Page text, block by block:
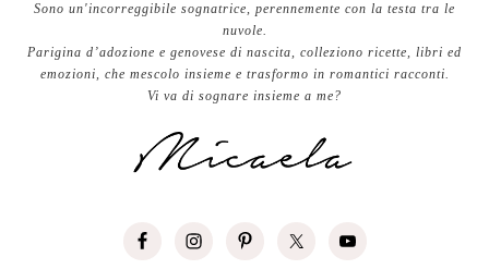
Sono un'incorreggibile sognatrice, perennemente con la testa tra le
nuvole.
Parigina d’adozione e genovese di nascita, colleziono ricette, libri ed
emozioni, che mescolo insieme e trasformo in romantici racconti.
Vi va di sognare insieme a me?